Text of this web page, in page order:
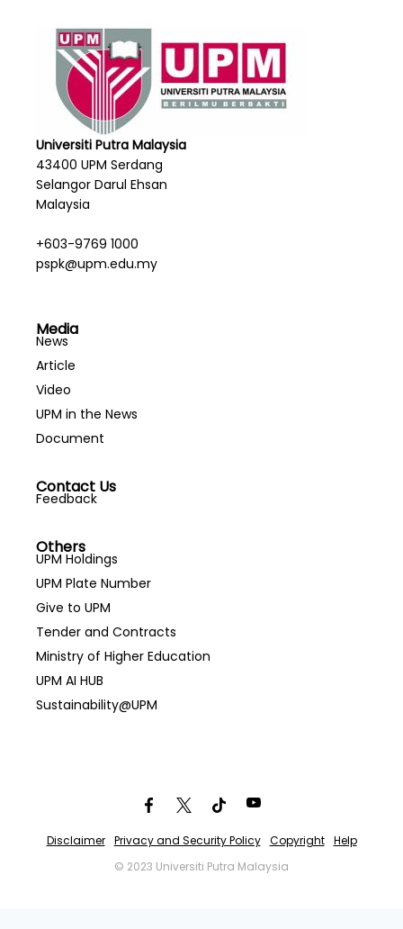
Universiti Putra Malaysia
43400 UPM Serdang
Selangor Darul Ehsan
Malaysia
+603-9769 1000
pspk@upm.edu.my
Media
News
Article
Video
UPM in the News
Document
Contact Us
Feedback
Others
UPM Holdings
UPM Plate Number
Give to UPM
Tender and Contracts
Ministry of Higher Education
UPM AI HUB
Sustainability@UPM
Disclaimer Privacy and Security Policy Copyright
Help
© 2023 Universiti Putra Malaysia